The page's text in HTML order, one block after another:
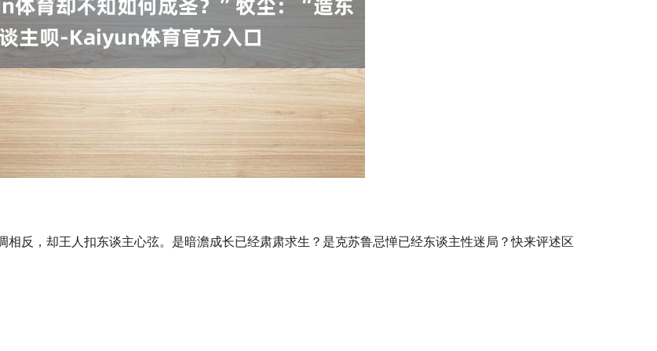
反，却王人扣东谈主心弦。是暗澹成长已经肃肃求生？是克苏鲁忌惮已经东谈主性迷局？快来评述区